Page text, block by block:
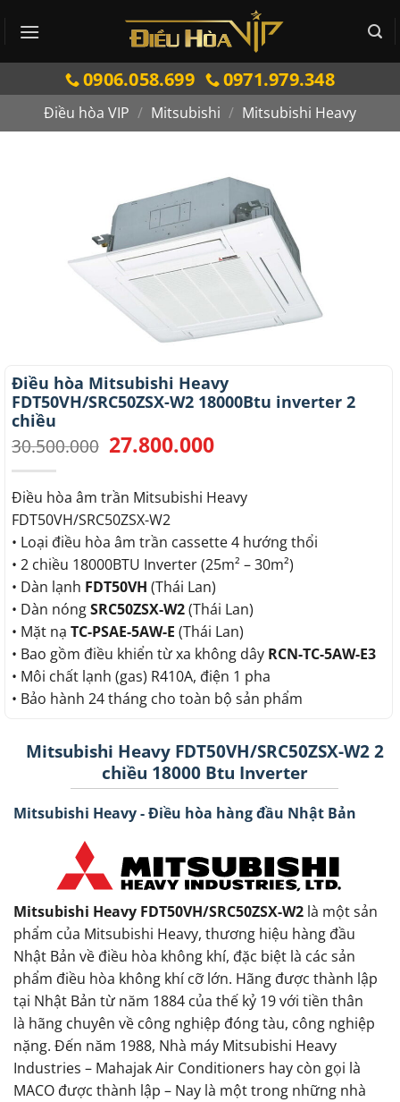
qua
0906.058.699 0971.979.348
Điều hòa VIP / Mitsubishi / Mitsubishi Heavy
Điều hòa Mitsubishi Heavy
FDT50VH/SRC50ZSX-W2 18000Btu inverter 2
chiều
30.500.000 Giá
gốc
30.500.000.
27.800.000Giá
là:
27.800.000.
Điều hòa âm trần Mitsubishi Heavy
FDT50VH/SRC50ZSX-W2
• Loại điều hòa âm trần cassette 4 hướng thổi
• 2 chiều 18000BTU Inverter (25m² – 30m²)
• Dàn lạnh FDT50VH (Thái Lan)
• Dàn nóngSRC50ZSX-W2(Thái Lan)
• Mặt nạ TC-PSAE-5AW-E (Thái Lan)
• Bao gồm điều khiển từ xa không dây RCN-TC-5AW-E3
• Môi chất lạnh (gas) R410A, điện 1 pha
• Bảo hành 24 tháng cho toàn bộ sản phẩm
Mitsubishi Heavy FDT50VH/SRC50ZSX-W2 2
chiều 18000 Btu Inverter
Mitsubishi Heavy - Điều hòa hàng đầu Nhật Bản
Mitsubishi Heavy FDT50VH/SRC50ZSX-W2 là một sản
phẩm của Mitsubishi Heavy, thương hiệu hàng đầu
Nhật Bản về điều hòa không khí, đặc biệt là các sản
phẩm điều hòa không khí cỡ lớn. Hãng được thành lập
tại Nhật Bản từ năm 1884 của thế kỷ 19 với tiền thân
là hãng chuyên về công nghiệp đóng tàu, công nghiệp
nặng. Đến năm 1988, Nhà máy Mitsubishi Heavy
Industries – Mahajak Air Conditioners hay còn gọi là
MACO được thành lập – Nay là một trong những nhà